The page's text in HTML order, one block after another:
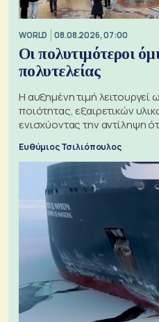
WORLD 08.08.2026, 07:00
Οι πολυτιμότεροι
πολυτελείας
Η αυξημένη τιμή λειτουργεί
ποιότητας, εξαιρετικών
ενισχύοντας την αντίληψη
Ευθύμιος Τσιλιόπουλος